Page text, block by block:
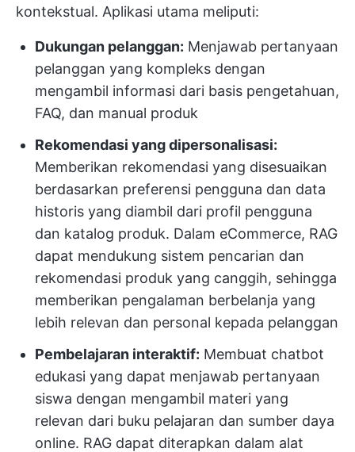
kontekstual. Aplikasi utama meliputi:
Dukungan pelanggan: Menjawab pertanyaan
pelanggan yang kompleks dengan
mengambil informasi dari basis pengetahuan,
FAQ, dan manual produk
Rekomendasi yang dipersonalisasi:
Memberikan rekomendasi yang disesuaikan
berdasarkan preferensi pengguna dan data
historis yang diambil dari profil pengguna
dan katalog produk. Dalam eCommerce, RAG
dapat mendukung sistem pencarian dan
rekomendasi produk yang canggih, sehingga
memberikan pengalaman berbelanja yang
lebih relevan dan personal kepada pelanggan
Pembelajaran interaktif: Membuat chatbot
edukasi yang dapat menjawab pertanyaan
siswa dengan mengambil materi yang
relevan dari buku pelajaran dan sumber daya
online. RAG dapat diterapkan dalam alat